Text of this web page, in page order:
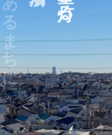
あるまちに